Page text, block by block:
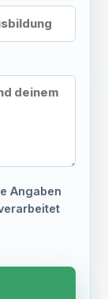
Angaben